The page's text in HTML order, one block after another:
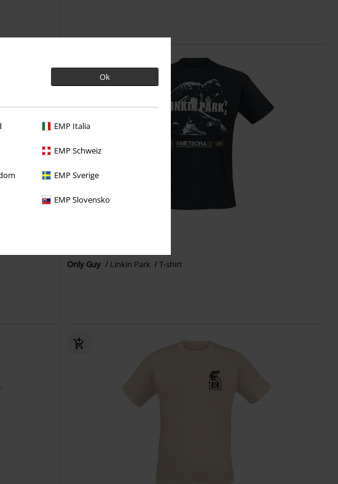
Ok
EMP Italia
EMP Schweiz
EMP Sverige
EMP Slovensko
Only Guy Linkin Park T-shirt